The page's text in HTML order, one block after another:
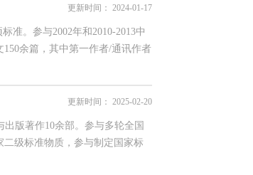
更新时间： 2024-01-17
准。参与2002年和2010-2013中
余篇，其中第一作者/通讯作者
更新时间： 2025-02-20
版著作10余部。参与多轮全国
二级标准物质，参与制定国家标